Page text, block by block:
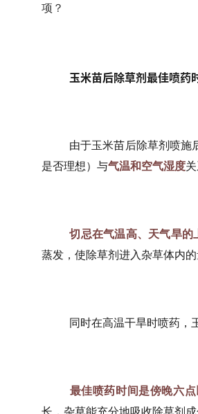
项？
玉米苗后除草剂最佳喷药
由于玉米苗后除草剂喷施
是否理想）与气温和空气湿度
切忌在气温高、天气旱的
蒸发，使除草剂进入杂草体内
同时在高温干旱时喷药，
最佳喷药时间是傍晚六
长，杂草能充分地吸收除草剂